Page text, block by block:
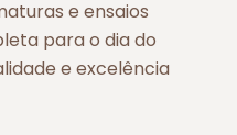
e ensaios
para o dia do
e excelência